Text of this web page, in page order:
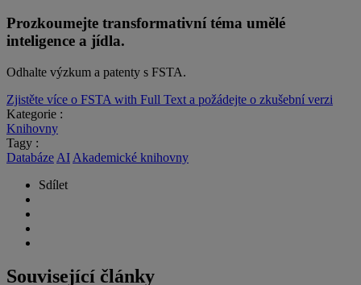
Prozkoumejte transformativní téma umělé
inteligence a jídla.
Odhalte výzkum a patenty s FSTA.
Zjistěte více o FSTA with Full Text a požádejte o zkušební verzi
Kategorie :
Knihovny
Tagy :
Databáze AI Akademické knihovny
Sdílet
Související články